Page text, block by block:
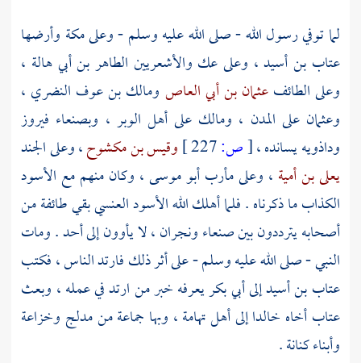
لما توفي رسول الله - صلى الله عليه وسلم - وعلىمكة وأرضها
عتاب بن أسيد، وعلىعك والأشعريين الطاهر بن أبي هالة ،
وعلىالطائفعثمان بن أبي العاص ومالك بن عوف النضري ،
وعثمانعلى المدن ، ومالك علىأهل الوبر ، وبصنعاء فيروز
وداذويهيسانده ،[ص: وقيس بن مكشوح، وعلىالجند
يعلى بن أمية ، وعلىمأربأبو موسى، وكان منهم مع الأسود
الكذابما ذكرناه . فلما أهلك اللهالأسود العنسيبقي طائفة من
أصحابه يترددون بينصنعاءونجران، لا يأوون إلى أحد . ومات
النبي - صلى الله عليه وسلم - على أثر ذلك فارتد الناس ، فكتب
عتاب بن أسيدإلىأبي بكريعرفه خبر من ارتد في عمله ، وبعث
عتابأخاه خالداإلىأهل تهامة، وبها جماعة منمدلج وخزاعة
وأبناءكنانة.